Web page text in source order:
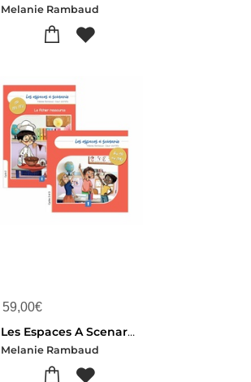
Melanie Rambaud
59,00€
Les Espaces A Scenario : Livre + Fichiers Cycle 2
Melanie Rambaud